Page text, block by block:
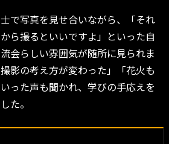
で写真を見せ合いながら、「それ
ら撮るといいですよ」といった自
会らしい雰囲気が随所に見られま
影の考え方が変わった」「花火も
った声も聞かれ、学びの手応えを
た。